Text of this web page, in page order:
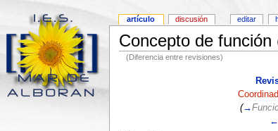
Concepto de función
(Diferencia entre revisiones)
(→
←
artículo discusión editar